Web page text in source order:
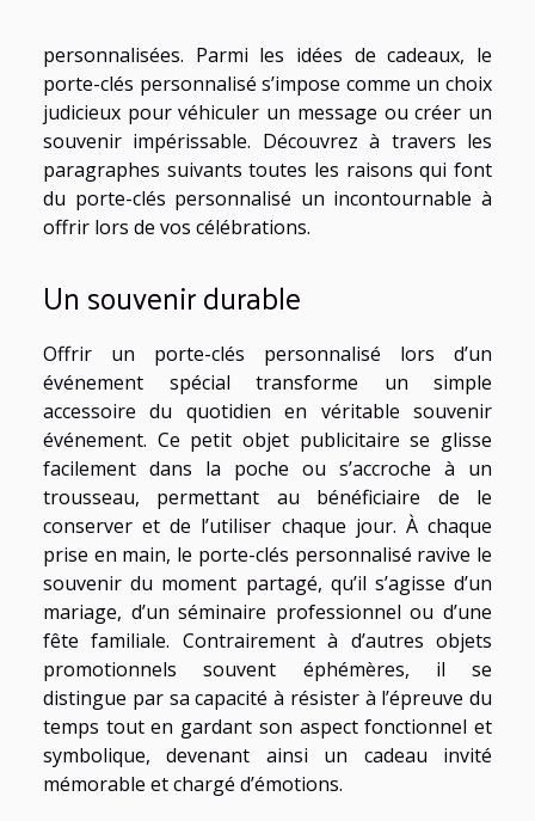
personnalisées. Parmi les idées de cadeaux, le
porte-clés personnalisé s’impose comme un choix
judicieux pour véhiculer un message ou créer un
souvenir impérissable. Découvrez à travers les
paragraphes suivants toutes les raisons qui font
du porte-clés personnalisé un incontournable à
offrir lors de vos célébrations.
Un souvenir durable
Offrir un porte-clés personnalisé lors d’un
événement spécial transforme un simple
accessoire du quotidien en véritable souvenir
événement. Ce petit objet publicitaire se glisse
facilement dans la poche ou s’accroche à un
trousseau, permettant au bénéficiaire de le
conserver et de l’utiliser chaque jour. À chaque
prise en main, le porte-clés personnalisé ravive le
souvenir du moment partagé, qu’il s’agisse d’un
mariage, d’un séminaire professionnel ou d’une
fête familiale. Contrairement à d’autres objets
promotionnels souvent éphémères, il se
distingue par sa capacité à résister à l’épreuve du
temps tout en gardant son aspect fonctionnel et
symbolique, devenant ainsi un cadeau invité
mémorable et chargé d’émotions.